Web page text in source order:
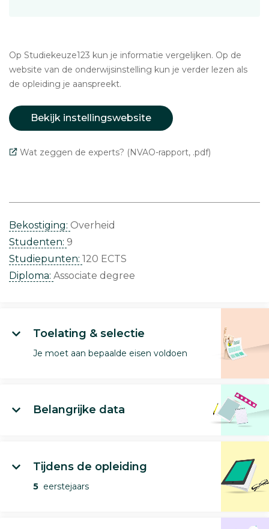
Op Studiekeuze123 kun je informatie vergelijken. Op de
website van de onderwijsinstelling kun je verder lezen als
de opleiding je aanspreekt.
Bekijk instellingswebsite
Wat zeggen de experts? (NVAO-rapport, .pdf)
Bekostiging: Overheid
Studenten: 9
Studiepunten: 120 ECTS
Diploma: Associate degree
Toelating & selectie
Je moet aan bepaalde eisen voldoen
Belangrijke data
Tijdens de opleiding
5 eerstejaars